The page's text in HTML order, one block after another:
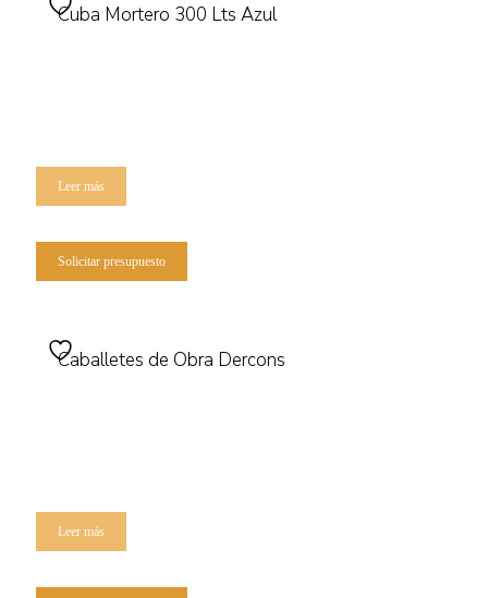
Cuba Mortero 300 Lts Azul
Leer más
Solicitar presupuesto
Caballetes de Obra Dercons
Leer más